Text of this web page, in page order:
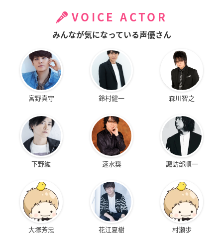
VOICE ACTOR
みんなが気になっている声優さん
宮野真守 鈴村健一 森川智之
下野紘 速水奨 諏訪部順一
大塚芳忠 花江夏樹 村瀬歩